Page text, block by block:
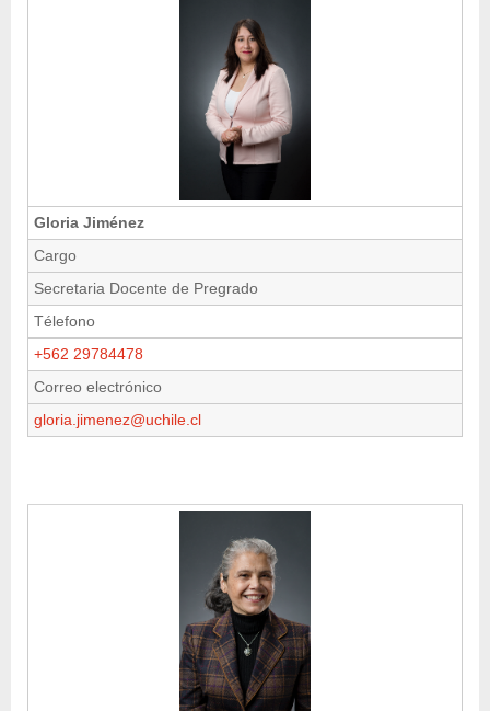
Gloria Jiménez
Cargo
Secretaria Docente de Pregrado
Télefono
+562 29784478
Correo electrónico
gloria.jimenez@uchile.cl